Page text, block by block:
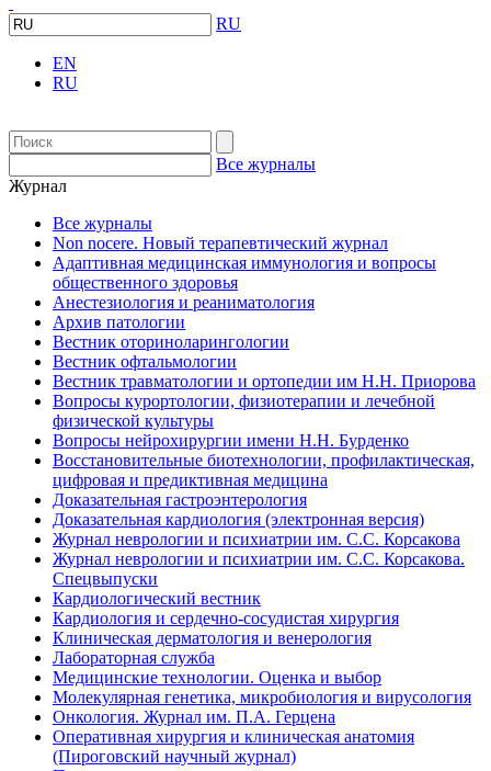
RU
EN
RU
Все журналы
Журнал
Все журналы
Non nocere. Новый терапевтический журнал
Адаптивная медицинская иммунология и вопросы
общественного здоровья
Анестезиология и реаниматология
Архив патологии
Вестник оториноларингологии
Вестник офтальмологии
Вестник травматологии и ортопедии им Н.Н. Приорова
Вопросы курортологии, физиотерапии и лечебной
физической культуры
Вопросы нейрохирургии имени Н.Н. Бурденко
Восстановительные биотехнологии, профилактическая,
цифровая и предиктивная медицина
Доказательная гастроэнтерология
Доказательная кардиология (электронная версия)
Журнал неврологии и психиатрии им. С.С. Корсакова
Журнал неврологии и психиатрии им. С.С. Корсакова.
Спецвыпуски
Кардиологический вестник
Кардиология и сердечно-сосудистая хирургия
Клиническая дерматология и венерология
Лабораторная служба
Медицинские технологии. Оценка и выбор
Молекулярная генетика, микробиология и вирусология
Онкология. Журнал им. П.А. Герцена
Оперативная хирургия и клиническая анатомия
(Пироговский научный журнал)